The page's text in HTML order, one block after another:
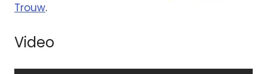
Trouw.
Video